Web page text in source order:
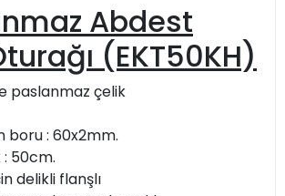
Abdest
(EKT50KH)
paslanmaz çelik
boru : 60x2mm.
: 50cm.
delikli flanşlı